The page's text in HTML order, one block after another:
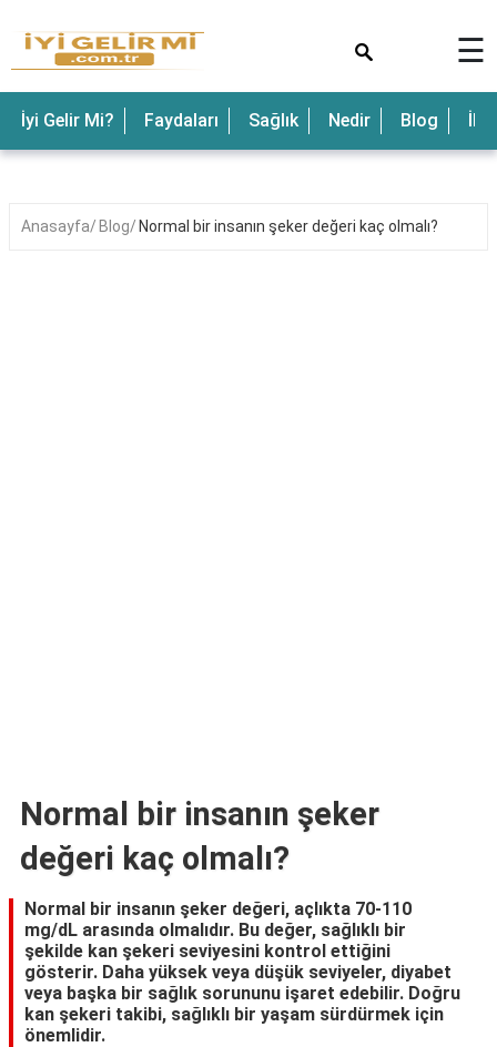
☰
İyi Gelir Mi? Faydaları Sağlık Nedir Blog
Anasayfa Blog Normal bir insanın şeker değeri kaç olmalı?
Normal bir insanın şeker
değeri kaç olmalı?
Normal bir insanın şeker değeri, açlıkta 70-110
mg/dL arasında olmalıdır. Bu değer, sağlıklı bir
şekilde kan şekeri seviyesini kontrol ettiğini
gösterir. Daha yüksek veya düşük seviyeler, diyabet
veya başka bir sağlık sorununu işaret edebilir. Doğru
kan şekeri takibi, sağlıklı bir yaşam sürdürmek için
önemlidir.